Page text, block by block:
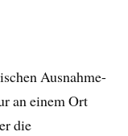
Ausnahme-
an einem Ort
die